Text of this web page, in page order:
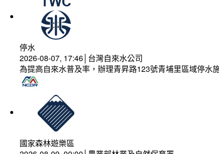
停水
2026-08-07, 17:46│台灣自來水公司
為提高自來水普及率，辦理青昇路123號青埔里區域停水
國家森林遊樂區